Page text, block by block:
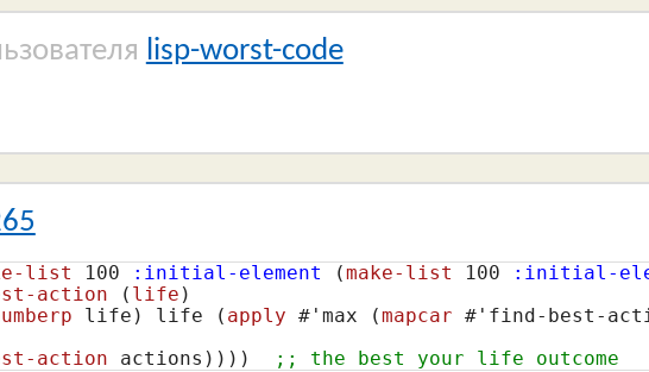
lisp-worst-code
list 100 :initial-element (make-list 100 :initial-
action ( life )
life ) life ( apply #'max (mapcar #'find-best-
action actions ) ) ) ) ;; the best your life outcome